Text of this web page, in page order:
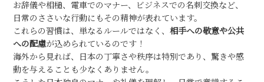
お辞儀や相槌、電車でのマナー、ビジネスでの名刺交換など、
日常のささいな行動にもその精神が表れています。
これらの習慣は、単なるルールではなく、相手への敬意や公共
への配慮が込められているのです！
海外から見れば、日本の丁寧さや秩序は特別であり、驚きや感
動を与えることも少なくありません。